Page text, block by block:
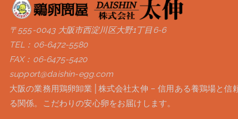
〒555-0043 大阪市西淀川区大野1丁目6-6
TEL：06-6472-5580
FAX：06-6475-5420
support@daishin-egg.com
大阪の業務用鶏卵卸業│株式会社太伸 – 信用ある養鶏場と信
る関係。こだわりの安心卵をお届けします。